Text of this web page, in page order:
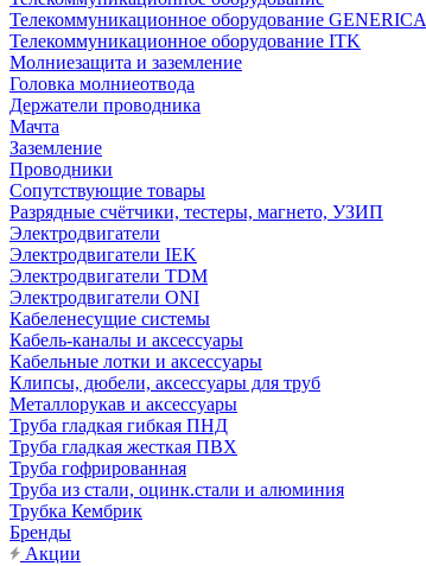
Телекоммуникационное оборудование GENERICA
Телекоммуникационное оборудование ITK
Молниезащита и заземление
Головка молниеотвода
Держатели проводника
Мачта
Заземление
Проводники
Сопутствующие товары
Разрядные счётчики, тестеры, магнето, УЗИП
Электродвигатели
Электродвигатели IEK
Электродвигатели TDM
Электродвигатели ONI
Кабеленесущие системы
Кабель-каналы и аксессуары
Кабельные лотки и аксессуары
Клипсы, дюбели, аксессуары для труб
Металлорукав и аксессуары
Труба гладкая гибкая ПНД
Труба гладкая жесткая ПВХ
Труба гофрированная
Труба из стали, оцинк.стали и алюминия
Трубка Кембрик
Бренды
Акции